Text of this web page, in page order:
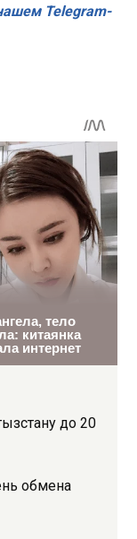
до 20
обмена
Telegram-